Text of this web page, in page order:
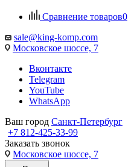
Сравнение товаров0
sale@king-komp.com
Московское шоссе, 7
Вконтакте
Telegram
YouTube
WhatsApp
Ваш город Санкт-Петербург
+7 812-425-33-99
Заказать звонок
Московское шоссе, 7